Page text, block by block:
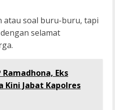
atau soal buru-buru, tapi
selamat
Ramadhona, Eks
Kini Jabat Kapolres